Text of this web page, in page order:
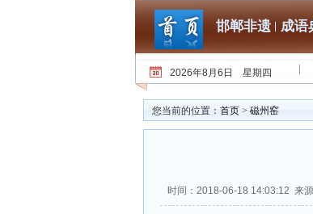
邯郸非遗 成语
2026年8月6日 星期四
您当前的位置： 首页 > 磁州窑
时间：2018-06-18 14:03:12 来